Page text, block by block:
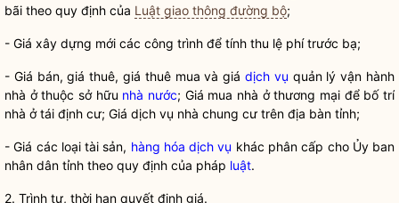
bãi theo quy định của Luật giao thông đường bộ;
- Giá xây dựng mới các công trình để tính thu lệ phí trước bạ;
- Giá bán, giá thuê, giá thuê mua và giá dịch vụ quản lý vận hành
nhà ở thuộc sở hữu nhà nước; Giá mua nhà ở thương mại để bố trí
nhà ở tái định cư; Giá dịch vụ nhà chung cư trên địa bàn tỉnh;
- Giá các loại tài sản, hàng hóa dịch vụ khác phân cấp cho Ủy ban
nhân dân tỉnh theo quy định của pháp luật.
2. Trình tự, thời hạn quyết định giá.